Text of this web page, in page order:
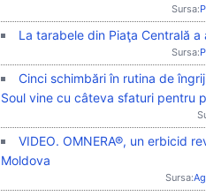
Sursa:
La tarabele din Piaţa Centrală
Sursa:
Cinci schimbări în rutina de
Soul vine cu câteva sfaturi pentru
VIDEO. OMNERA®, un erbicid
Moldova
Sursa: